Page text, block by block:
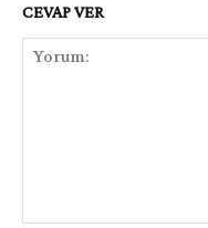
CEVAP VER